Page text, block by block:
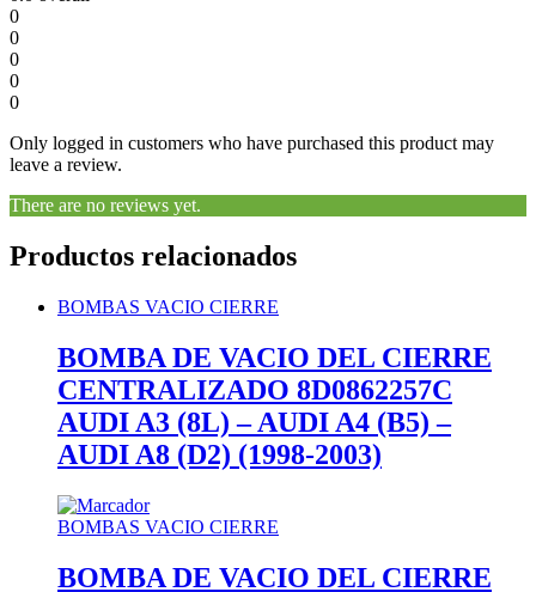
0
0
0
0
0
Only logged in customers who have purchased this product may
leave a review.
There are no reviews yet.
Productos relacionados
BOMBAS VACIO CIERRE
BOMBA DE VACIO DEL CIERRE
CENTRALIZADO 8D0862257C
AUDI A3 (8L) – AUDI A4 (B5) –
AUDI A8 (D2) (1998-2003)
BOMBAS VACIO CIERRE
BOMBA DE VACIO DEL CIERRE